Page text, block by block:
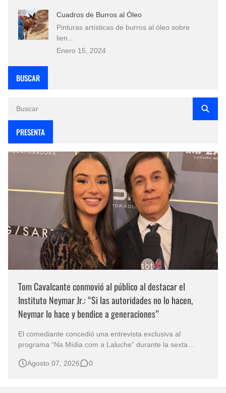
Cuadros de Burros al Óleo
Pinturas artísticas de burros al óleo sobre
lien…
Enero 15, 2024
BUSCAR
PRESENTA
Tom Cavalcante conmovió al público al destacar el
Instituto Neymar Jr.: “Si las autoridades no lo hacen,
Neymar lo hace y bendice a generaciones”
El comediante concedió una entrevista exclusiva al
programa “Na Mídia com a Laluche” durante la sexta
eventos benéficos más importantes de Brasil. En medio del
Agosto 07, 2026 0